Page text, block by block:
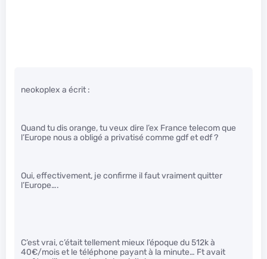
neokoplex a écrit :
Quand tu dis orange, tu veux dire l’ex France telecom que
l’Europe nous a obligé a privatisé comme gdf et edf ?
Oui, effectivement, je confirme il faut vraiment quitter
l’Europe….
C’est vrai, c’était tellement mieux l’époque du 512k à
40€/mois et le téléphone payant à la minute… Ft avait